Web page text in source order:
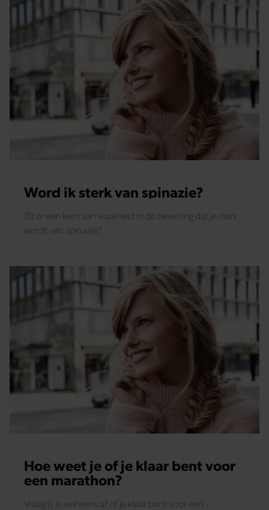
Word ik sterk van spinazie?
Zit er een kern van waarheid in de bewering dat je sterk
wordt van spinazie?
Hoe weet je of je klaar bent voor
een marathon?
Vraag jij je wel eens af of je klaar bent voor een